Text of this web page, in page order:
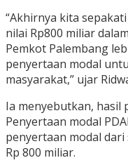
“Akhirnya kita
nilai Rp800 miliar
Pemkot Palembang
penyertaan modal
masyarakat,” ujar
Ia menyebutkan, hasil
Penyertaan modal
penyertaan modal
Rp 800 miliar.